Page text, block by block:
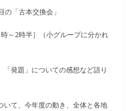
の「古本交換会」
～2時半］（小グループに分かれ
発題」についての感想など語り
て、今年度の動き、全体と各地